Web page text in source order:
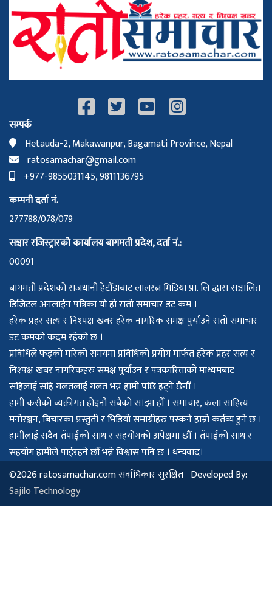
सम्पर्क
Hetauda-2, Makawanpur, Bagamati Province, Nepal
ratosamachar@gmail.com
+977-9855031145, 9811136795
कम्पनी दर्ता नं.
277788/078/079
सञ्चार रजिस्ट्रारको कार्यालय बागमती प्रदेश, दर्ता नं.:
00091
बागमती प्रदेशको राजधानी हेटौँडाबाट लालरत्न मिडिया प्रा. लि द्धारा सञ्चालित
डिजिटल अनलाईन पत्रिका यो हो रातो समाचार डट कम ।
हरेक प्रहर सत्य र निश्पक्ष खबर हरेक नागरिक समक्ष पुर्याउने रातो समाचार
डट कमको कदम रहेको छ ।
प्रविधिले फड्को मारेको समयमा प्रविधिको प्रयोग मार्फत हरेक प्रहर सत्य र
निश्पक्ष खबर नागरिकहरु समक्ष पुर्याउन र पत्रकारिताको माध्यमबाट
सहिलाई सहि गलतलाई गलत भन्न हामी पछि हट्ने छैनौँ ।
हामी कसैको व्यक्तीगत होइनौ सबैको स।झा हौँ । समाचार, कला साहित्य
मनोरञ्जन, बिचारका प्रस्तुती र भिडियो समाग्रीहरु पस्कने हाम्रो कर्तव्य हुने छ ।
हामीलाई सदैव तँपाईको साथ र सहयोगको अपेक्षमा छौँ । तँपाईको साथ र
सहयोग हामीले पाईरहने छौँ भन्ने विश्वास पनि छ । धन्यवाद।
©2026 ratosamachar.com सर्वाधिकार सुरक्षित Developed By:
Sajilo Technology